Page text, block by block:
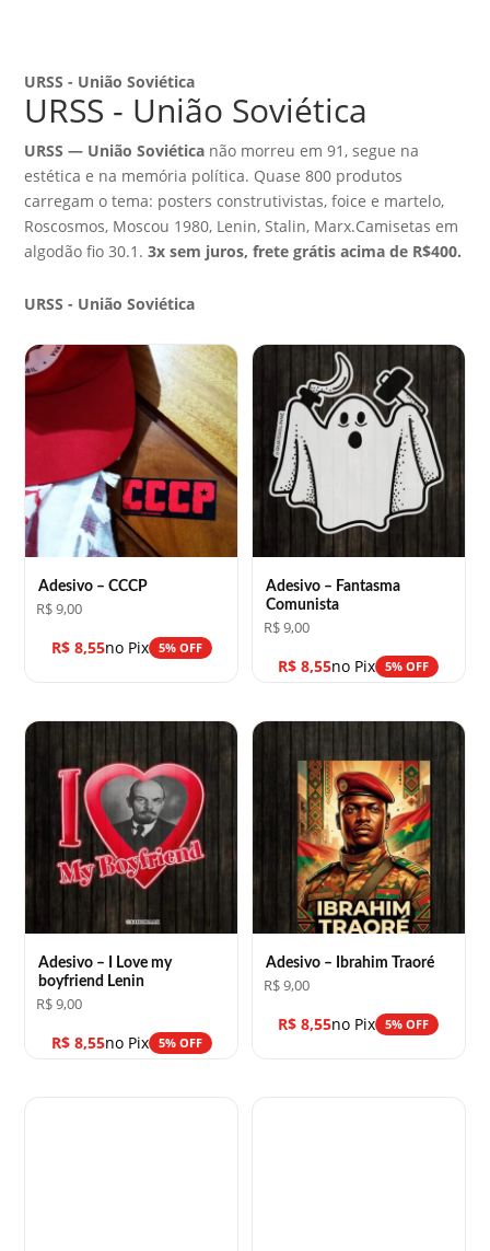
URSS - União Soviética
URSS - União Soviética
URSS — União Soviética não morreu em 91, segue na
estética e na memória política. Quase 800 produtos
carregam o tema: posters construtivistas, foice e martelo,
Roscosmos, Moscou 1980, Lenin, Stalin, Marx.Camisetas em
algodão fio 30.1.3x sem juros, frete grátis acima de R$400.
URSS - União Soviética
Adesivo – CCCP
R$9,00
R$8,55no Pix 5% OFF
Adesivo – Fantasma
Comunista
R$9,00
R$ 8,55no Pix 5% OFF
Adesivo – I Love my
boyfriend Lenin
R$9,00
R$8,55no Pix 5% OFF
Adesivo – Ibrahim Traoré
R$9,00
R$ 8,55no Pix 5% OFF